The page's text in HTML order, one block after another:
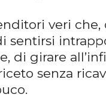
veri che,
sentirsi
di girare
senza